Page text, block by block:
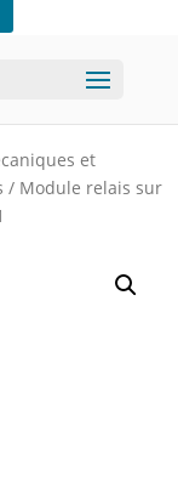
et
/ Module relais sur